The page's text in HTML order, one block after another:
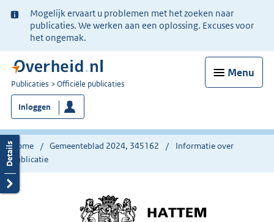
Ter
informatie:
Mogelijk ervaart u problemen met het zoeken naar
publicaties. We werken aan een oplossing. Excuses voor
het ongemak.
Menu
U
bent
nu
hier:
Publicaties Officiële publicaties
Inloggen
Home Gemeenteblad 2024, 345162
Informatie over
publicatie